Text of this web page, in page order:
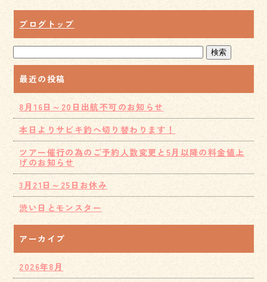
ブログトップ
最近の投稿
8月16日～20日出航不可のお知らせ
本日よりサビキ釣へ切り替わります！
ツアー催行の為のご予約人数変更と5月以降の料金値上
げのお知らせ
3月21日～25日お休み
渋い日とモンスター
アーカイブ
2026年8月